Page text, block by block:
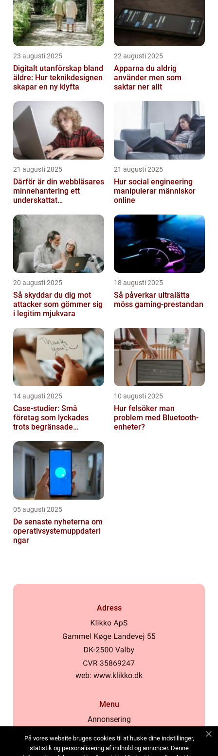
23 augusti 2025
Digitalt utanförskap bland
äldre: Hur teknikdesignen
skapar en ny klyfta
22 augusti 2025
Apparna du aldrig
använder men som
saktar ner allt
21 augusti 2025
Därför är din webbläsares
minnehantering ett
underskattat
21 augusti 2025
Hur social engineering
manipulerar människor
online
20 augusti 2025
Så skyddar du dig mot
attacker som gömmer sig
i legitim mjukvara
18 augusti 2025
Så påverkar ultralätta
möss gaming-prestandan
14 augusti 2025
Case-studier: Små
företag som lyckades
trots begränsade
10 augusti 2025
Hur felsöker man
problem med Bluetooth-
enheter?
05 augusti 2025
De senaste nyheterna om
operativsystemuppdateri
ngar
Adress
web: www.klikko.dk
Menu
Annonsering
Cookies
På vores website bruges cookies til at huske dine indstillinger,
statistik og personalisering af indhold og annoncer. Denne